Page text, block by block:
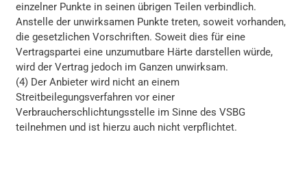
einzelner Punkte in seinen übrigen Teilen verbindlich.
Anstelle der unwirksamen Punkte treten, soweit vorhanden,
die gesetzlichen Vorschriften. Soweit dies für eine
Vertragspartei eine unzumutbare Härte darstellen würde,
wird der Vertrag jedoch im Ganzen unwirksam.
(4) Der Anbieter wird nicht an einem
Streitbeilegungsverfahren vor einer
Verbraucherschlichtungsstelle im Sinne des VSBG
teilnehmen und ist hierzu auch nicht verpflichtet.